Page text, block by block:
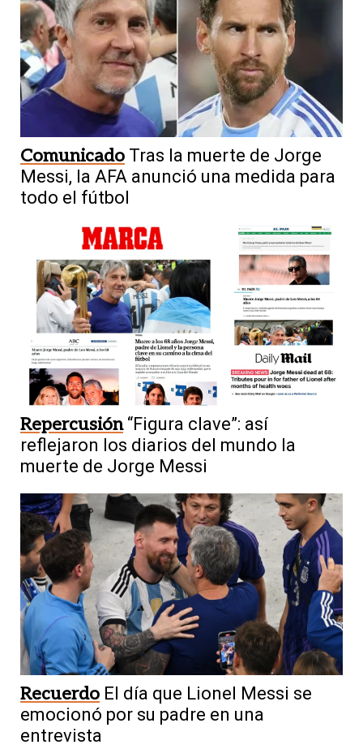
Comunicado Tras la muerte de Jorge
Messi, la AFA anunció una medida para
todo el fútbol
Repercusión “Figura clave”: así
reflejaron los diarios del mundo la
muerte de Jorge Messi
Recuerdo El día que Lionel Messi se
emocionó por su padre en una
entrevista